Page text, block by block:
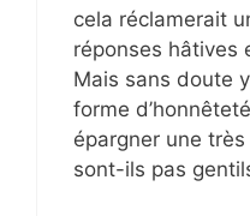
cela réclamerait
réponses hâtives
Mais sans doute
forme
épargner une
sont-ils pas